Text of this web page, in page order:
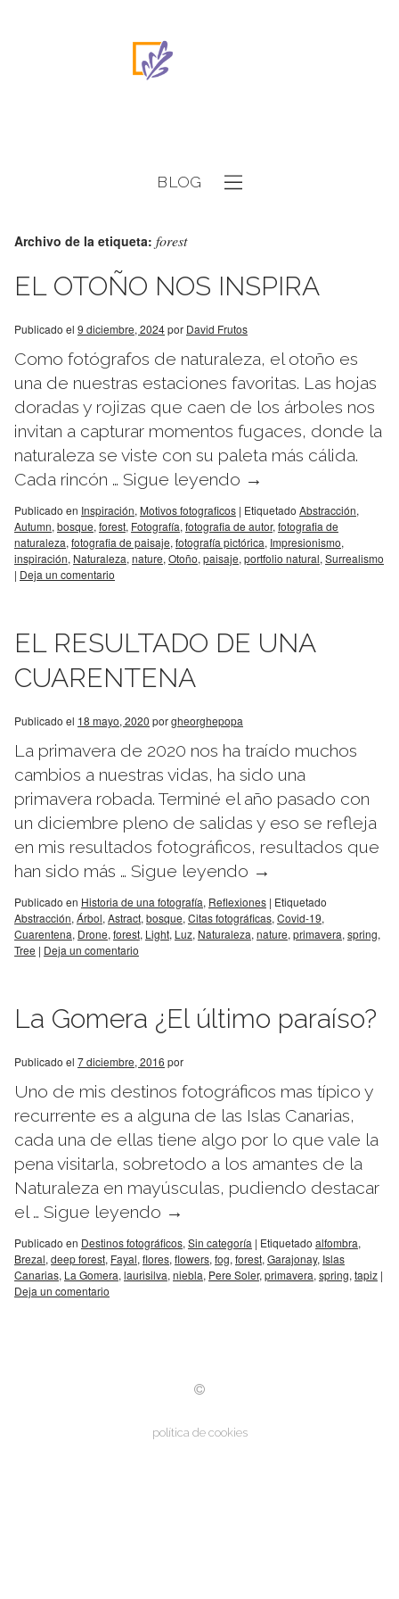
BLOG
Archivo de la etiqueta: forest
EL OTOÑO NOS INSPIRA
Publicado el 9 diciembre, 2024por David Frutos
Como fotógrafos de naturaleza, el otoño es
una de nuestras estaciones favoritas. Las hojas
doradas y rojizas que caen de los árboles nos
invitan a capturar momentos fugaces, donde la
naturaleza se viste con su paleta más cálida.
Cada rincón … Sigue leyendo →
Publicado en Inspiración, Motivos fotograficos | Etiquetado Abstracción,
Autumn, bosque, forest, Fotografía, fotografia de autor, fotografia de
naturaleza, fotografia de paisaje, fotografía pictórica, Impresionismo,
inspiración, Naturaleza, nature, Otoño, paisaje, portfolio natural, Surrealismo
| Deja un comentario
EL RESULTADO DE UNA
CUARENTENA
Publicado el 18 mayo, 2020 porgheorghepopa
La primavera de 2020 nos ha traído muchos
cambios a nuestras vidas, ha sido una
primavera robada. Terminé el año pasado con
un diciembre pleno de salidas y eso se refleja
en mis resultados fotográficos, resultados que
han sido más … Sigue leyendo →
Publicado en Historia de una fotografía, Reflexiones | Etiquetado
Abstracción, Árbol, Astract, bosque, Citas fotográficas, Covid-19,
Cuarentena, Drone, forest, Light, Luz, Naturaleza, nature, primavera, spring,
Tree | Deja un comentario
La Gomera ¿El último paraíso?
Publicado el 7 diciembre, 2016 por
Uno de mis destinos fotográficos mas típico y
recurrente es a alguna de las Islas Canarias,
cada una de ellas tiene algo por lo que vale la
pena visitarla, sobretodo a los amantes de la
Naturaleza en mayúsculas, pudiendo destacar
el … Sigue leyendo →
Publicado en Destinos fotográficos, Sin categoría | Etiquetado alfombra,
Brezal, deep forest, Fayal, flores, flowers, fog, forest, Garajonay, Islas
Canarias, La Gomera, laurisilva, niebla, Pere Soler, primavera, spring, tapiz |
Deja un comentario
política de cookies